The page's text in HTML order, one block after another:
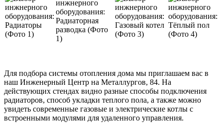
Для подбора системы отопления дома мы приглашаем вас в
наш Инженерный Центр на Металлургов, 84. На
действующих стендах видно разные способы подключения
радиаторов, способ укладки теплого пола, а также можно
увидеть современные газовые и электрические котлы с
встроенными модулями для удаленного управления.